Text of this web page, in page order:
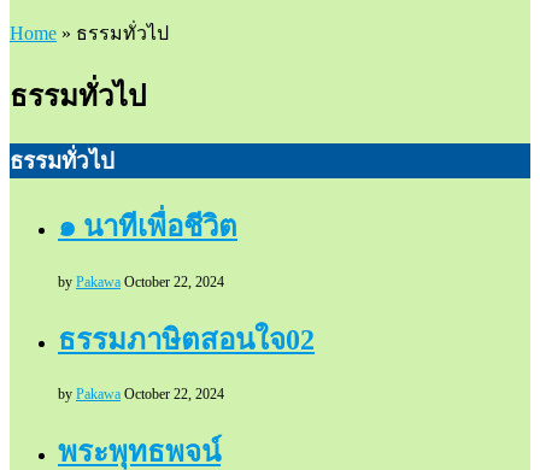
Home » ธรรมทั่วไป
ธรรมทั่วไป
ธรรมทั่วไป
๑ นาทีเพื่อชีวิต
by Pakawa October 22, 2024
ธรรมภาษิตสอนใจ02
by Pakawa October 22, 2024
พระพุทธพจน์